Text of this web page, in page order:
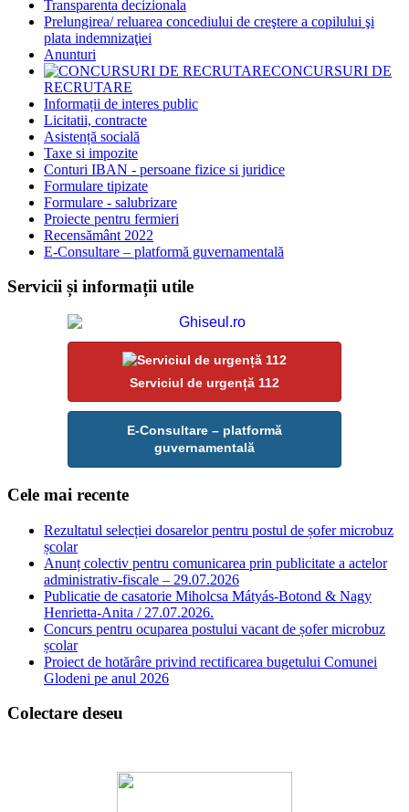
Transparenta decizionala
Prelungirea/ reluarea concediului de creştere a copilului şi
plata indemnizaţiei
Anunturi
CONCURSURI DE
RECRUTARE
Informații de interes public
Licitatii, contracte
Asistență socială
Taxe si impozite
Conturi IBAN - persoane fizice si juridice
Formulare tipizate
Formulare - salubrizare
Proiecte pentru fermieri
Recensământ 2022
E-Consultare – platformă guvernamentală
Servicii și informații utile
Serviciul de urgență 112
E-Consultare – platformă
guvernamentală
Cele mai recente
Rezultatul selecției dosarelor pentru postul de șofer microbuz
școlar
Anunț colectiv pentru comunicarea prin publicitate a actelor
administrativ-fiscale – 29.07.2026
Publicatie de casatorie Miholcsa Mátyás-Botond & Nagy
Henrietta-Anita / 27.07.2026.
Concurs pentru ocuparea postului vacant de șofer microbuz
școlar
Proiect de hotărâre privind rectificarea bugetului Comunei
Glodeni pe anul 2026
Colectare deseu